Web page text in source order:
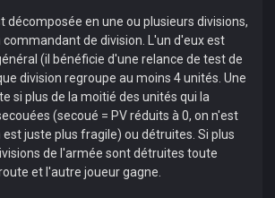
décomposée en une ou plusieurs divisions,
de division. L'un d'eux est
(il bénéficie d'une relance de test de
division regroupe au moins 4 unités. Une
si plus de la moitié des unités qui la
(secoué = PV réduits à 0, on n'est
est juste plus fragile) ou détruites. Si plus
de l'armée sont détruites toute
et l'autre joueur gagne.